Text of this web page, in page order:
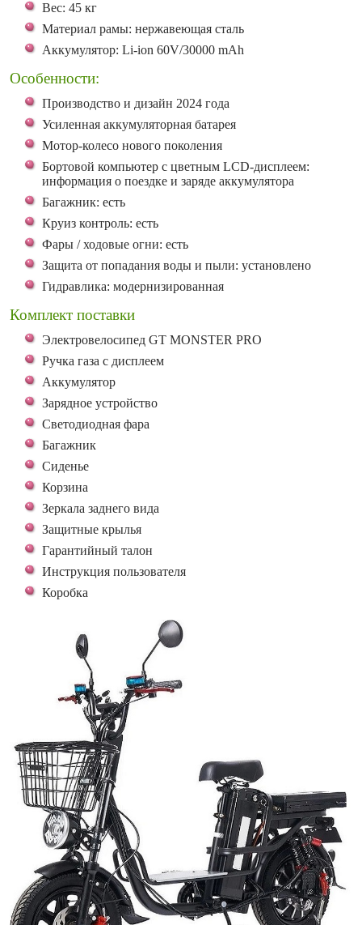
Вес: 45 кг
Материал рамы: нержавеющая сталь
Аккумулятор: Li-ion 60V/30000 mAh
Особенности:
Производcтво и дизайн 2024 года
Усиленная аккумуляторная батарея
Мотор-колесо нового поколения
Бортовой компьютер с цветным LCD-дисплеем:
информация о поездке и заряде аккумулятора
Багажник: есть
Круиз контроль: есть
Фары / ходовые огни: есть
Защита от попадания воды и пыли: установлено
Гидравлика: модернизированная
Комплект поставки
Электровелосипед GT MONSTER PRO
Ручка газа с дисплеем
Аккумулятор
Зарядное устройство
Светодиодная фара
Багажник
Сиденье
Корзина
Зеркала заднего вида
Защитные крылья
Гарантийный талон
Инструкция пользователя
Коробка